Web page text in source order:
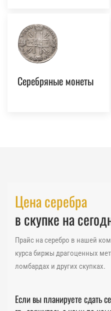
Серебряные монеты
Цена серебра
в скупке на
Прайс на серебро в нашей
курса биржы драгоценных
ломбардах и других скупках.
Если вы планируете сдать